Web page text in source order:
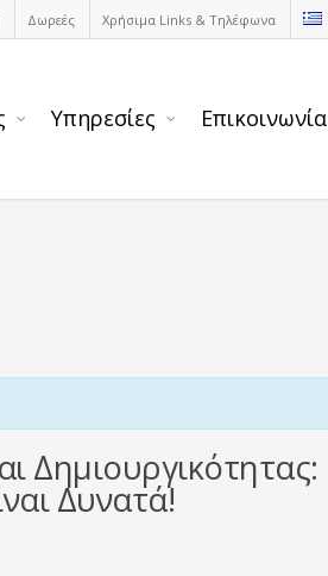
Δωρεές Χρήσιμα Links & Τηλέφωνα
Υπηρεσίες Επικοινωνία
Δημιουργικότητας:
Δυνατά!